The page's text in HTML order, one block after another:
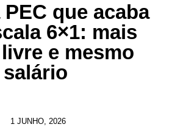
que acaba
6×1: mais
e mesmo
salário
1 JUNHO, 2026